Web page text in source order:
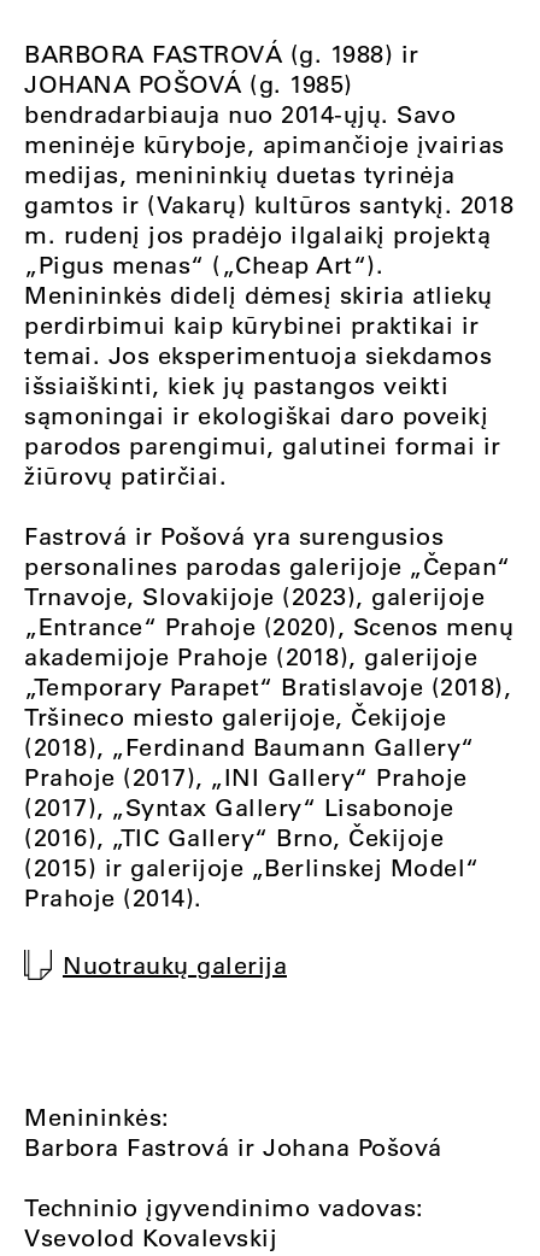
BARBORA FASTROVÁ (g. 1988) ir
JOHANA POŠOVÁ (g. 1985)
bendradarbiauja nuo 2014-ųjų. Savo
meninėje kūryboje, apimančioje įvairias
medijas, menininkių duetas tyrinėja
gamtos ir (Vakarų) kultūros santykį. 2018
m. rudenį jos pradėjo ilgalaikį projektą
„Pigus menas“ („Cheap Art“).
Menininkės didelį dėmesį skiria atliekų
perdirbimui kaip kūrybinei praktikai ir
temai. Jos eksperimentuoja siekdamos
išsiaiškinti, kiek jų pastangos veikti
sąmoningai ir ekologiškai daro poveikį
parodos parengimui, galutinei formai ir
žiūrovų patirčiai.
Fastrová ir Pošová yra surengusios
personalines parodas galerijoje „Čepan“
Trnavoje, Slovakijoje (2023), galerijoje
„Entrance“ Prahoje (2020), Scenos menų
akademijoje Prahoje (2018), galerijoje
„Temporary Parapet“ Bratislavoje (2018),
Tršineco miesto galerijoje, Čekijoje
(2018), „Ferdinand Baumann Gallery“
Prahoje (2017), „INI Gallery“ Prahoje
(2017), „Syntax Gallery“ Lisabonoje
(2016), „TIC Gallery“ Brno, Čekijoje
(2015) ir galerijoje „Berlinskej Model“
Prahoje (2014).
Nuotraukų galerija
Menininkės:
Barbora Fastrová ir Johana Pošová
Techninio įgyvendinimo vadovas:
Vsevolod Kovalevskij